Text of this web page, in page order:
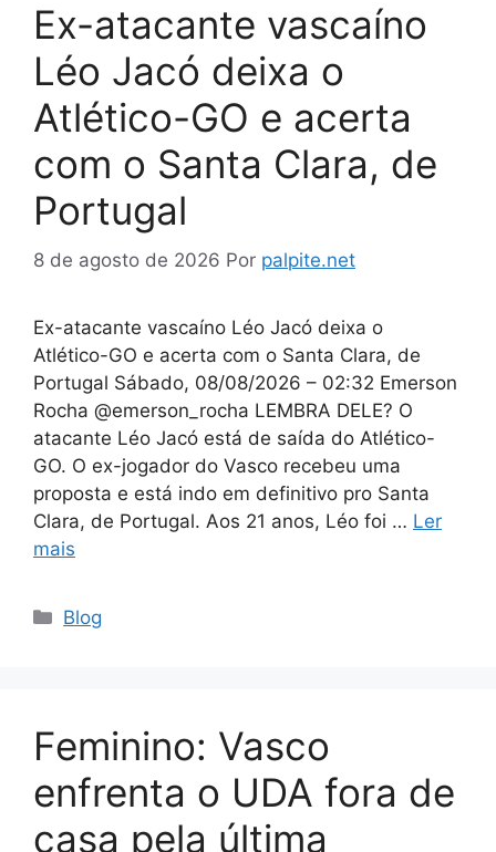
Ex-atacante vascaíno
Léo Jacó deixa o
Atlético-GO e acerta
com o Santa Clara, de
Portugal
8 de agosto de 2026 Por palpite.net
Ex-atacante vascaíno Léo Jacó deixa o
Atlético-GO e acerta com o Santa Clara, de
Portugal Sábado, 08/08/2026 – 02:32 Emerson
Rocha @emerson_rocha LEMBRA DELE? O
atacante Léo Jacó está de saída do Atlético-
GO. O ex-jogador do Vasco recebeu uma
proposta e está indo em definitivo pro Santa
Clara, de Portugal. Aos 21 anos, Léo foi … Ler
mais
Categorias
Blog
Feminino: Vasco
enfrenta o UDA fora de
casa pela última